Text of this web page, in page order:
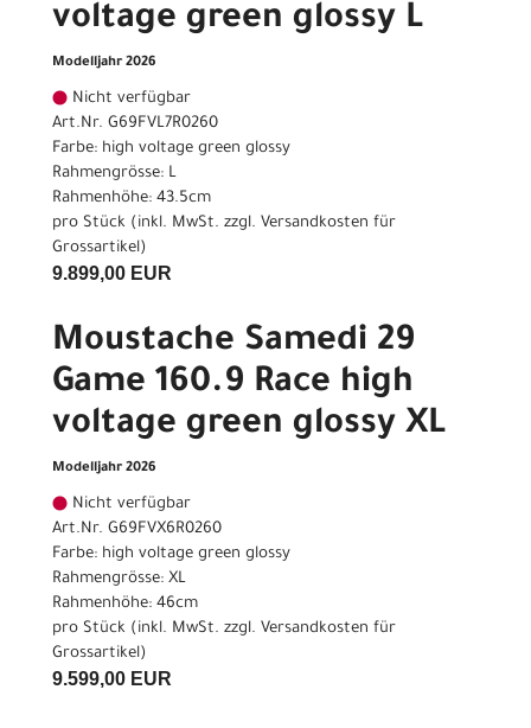
voltage green glossy L
Modelljahr 2026
Nicht verfügbar
Art.Nr. G69FVL7R0260
Farbe: high voltage green glossy
Rahmengrösse: L
Rahmenhöhe: 43.5cm
pro Stück (inkl. MwSt. zzgl. Versandkosten für
Grossartikel)
9.899,00 EUR
Moustache Samedi 29
Game 160.9 Race high
voltage green glossy XL
Modelljahr 2026
Nicht verfügbar
Art.Nr. G69FVX6R0260
Farbe: high voltage green glossy
Rahmengrösse: XL
Rahmenhöhe: 46cm
pro Stück (inkl. MwSt. zzgl. Versandkosten für
Grossartikel)
9.599,00 EUR